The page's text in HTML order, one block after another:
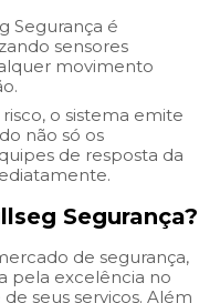
Segurança é
sensores
movimento
o sistema emite
não só os
de resposta da
Segurança?
de segurança,
pela excelência no
seus serviços. Além